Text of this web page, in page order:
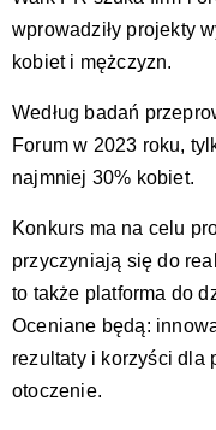
wprowadziły projekty
kobiet i mężczyzn.
Według badań
Forum w 2023 roku,
najmniej 30% kobiet.
Konkurs ma na celu
przyczyniają się do
to także platforma do
Oceniane będą:
rezultaty i korzyści dla
otoczenie.